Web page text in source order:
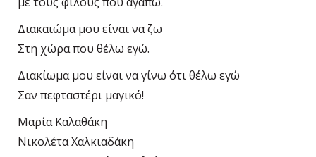
Διακαιώμα μου είναι να ζω
Στη χώρα που θέλω εγώ.
Διακίωμα μου είναι να γίνω ότι θέλω εγώ
Σαν πεφταστέρι μαγικό!
Μαρία Καλαθάκη
Νικολέτα Χαλκιαδάκη